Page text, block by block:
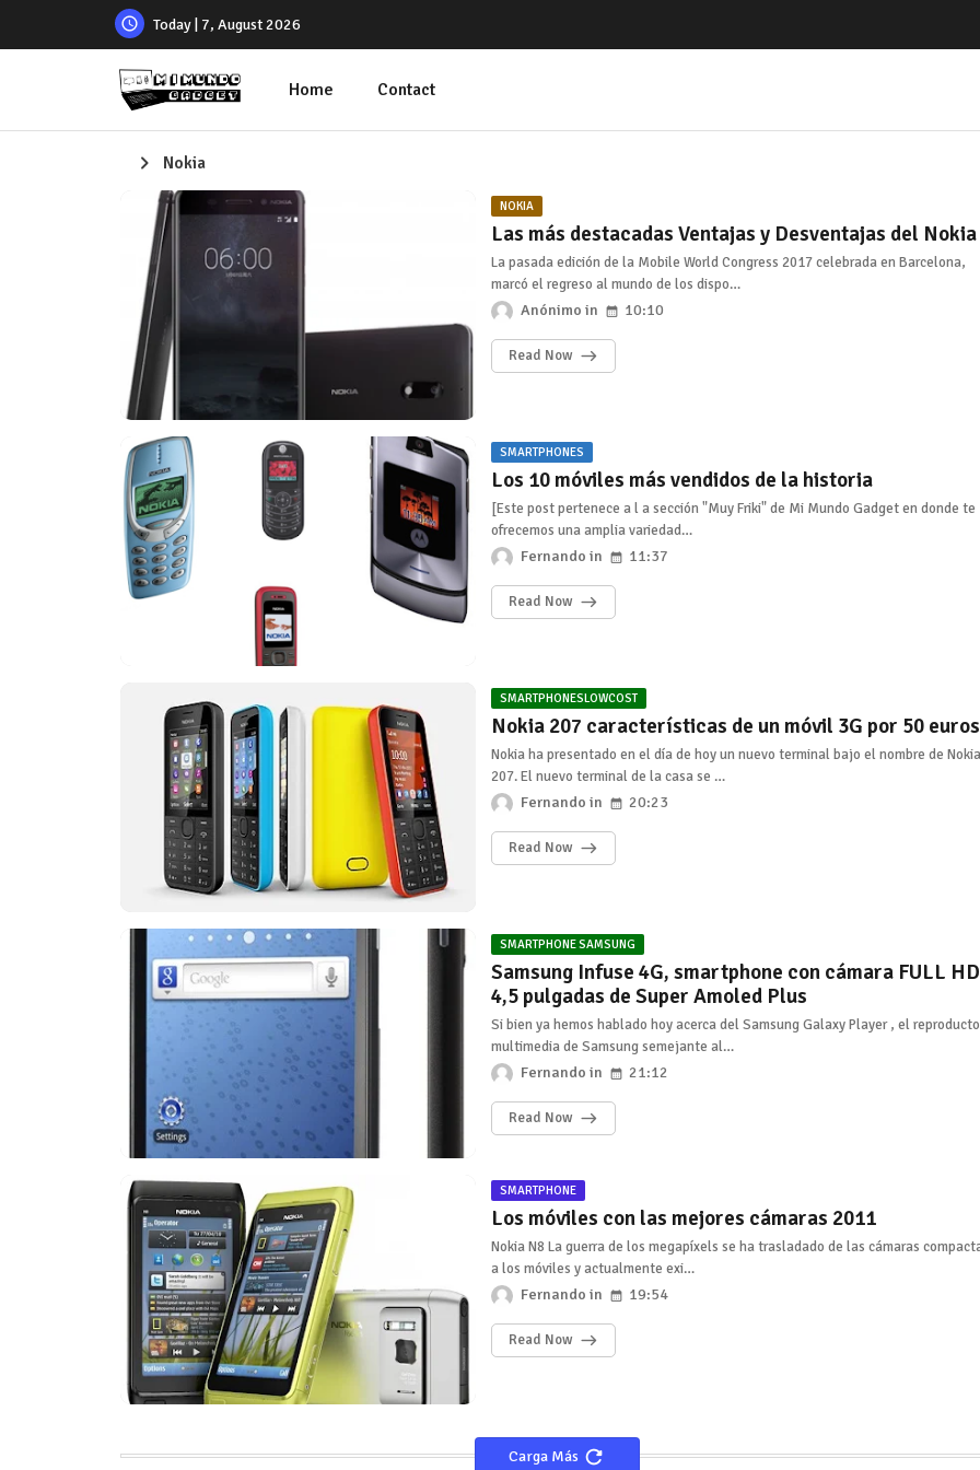
Today | 7, August 2026
Home Contact
Nokia
NOKIA
Las más destacadas Ventajas y Desventajas del Nokia
La pasada edición de la Mobile World Congress 2017 celebrada en Barcelona,
marcó el regreso al mundo de los dispo…
Anónimo 10:10
Read Now
SMARTPHONES
Los 10 móviles más vendidos de la historia
[Este post pertenece a l a sección "Muy Friki" de Mi Mundo Gadget en donde te
ofrecemos una amplia variedad…
Fernando 11:37
Read Now
SMARTPHONESLOWCOST
Nokia 207 características de un móvil 3G por 50 euros
Nokia ha presentado en el día de hoy un nuevo terminal bajo el nombre de Nokia
207. El nuevo terminal de la casa se …
Fernando 20:23
Read Now
SMARTPHONE SAMSUNG
Samsung Infuse 4G, smartphone con cámara FULL
4,5 pulgadas de Super Amoled Plus
Si bien ya hemos hablado hoy acerca del Samsung Galaxy Player , el
multimedia de Samsung semejante al…
Fernando 21:12
Read Now
SMARTPHONE
Los móviles con las mejores cámaras 2011
Nokia N8 La guerra de los megapíxels se ha trasladado de las cámaras
a los móviles y actualmente exi…
Fernando 19:54
Read Now
Carga Más